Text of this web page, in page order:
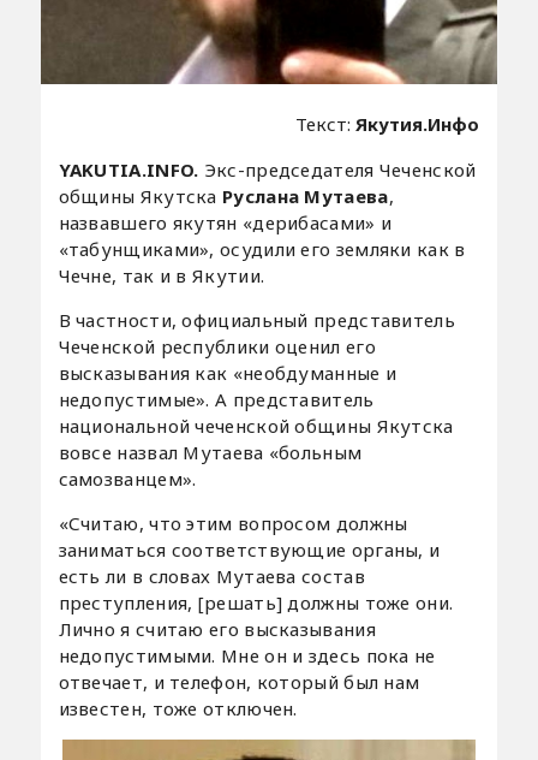
Текст: Якутия.Инфо
YAKUTIA.INFO. Экс-председателя Чеченской
общины Якутска Руслана Мутаева,
назвавшего якутян «дерибасами» и
«табунщиками», осудили его земляки как в
Чечне, так и в Якутии.
В частности, официальный представитель
Чеченской республики оценил его
высказывания как «необдуманные и
недопустимые». А представитель
национальной чеченской общины Якутска
вовсе назвал Мутаева «больным
самозванцем».
«Считаю, что этим вопросом должны
заниматься соответствующие органы, и
есть ли в словах Мутаева состав
преступления, [решать] должны тоже они.
Лично я считаю его высказывания
недопустимыми. Мне он и здесь пока не
отвечает, и телефон, который был нам
известен, тоже отключен.